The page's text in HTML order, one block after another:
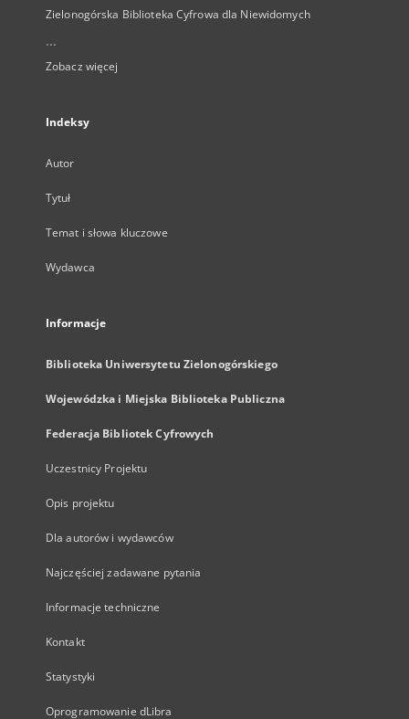
Zielonogórska Biblioteka Cyfrowa dla Niewidomych
...
Zobacz więcej
Indeksy
Autor
Tytuł
Temat i słowa kluczowe
Wydawca
Informacje
Biblioteka Uniwersytetu Zielonogórskiego
Wojewódzka i Miejska Biblioteka Publiczna
Federacja Bibliotek Cyfrowych
Uczestnicy Projektu
Opis projektu
Dla autorów i wydawców
Najczęściej zadawane pytania
Informacje techniczne
Kontakt
Statystyki
Oprogramowanie dLibra